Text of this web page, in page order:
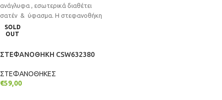
ανάγλυφα , εσωτερικά διαθέτει
σατέν & ύφασμα. Η στεφανοθήκη
είναι
SOLD
OUT
ΣΤΕΦΑΝΟΘΗΚΗ CSW632380
ΣΤΕΦΑΝΟΘΗΚΕΣ
€59,00